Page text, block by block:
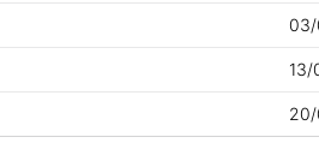
03/